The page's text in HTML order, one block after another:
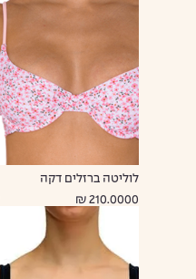
לוליטה ברזלים דקה
210.0000 ₪